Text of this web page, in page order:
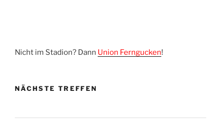
Nicht im Stadion? Dann Union Ferngucken!
NÄCHSTE TREFFEN